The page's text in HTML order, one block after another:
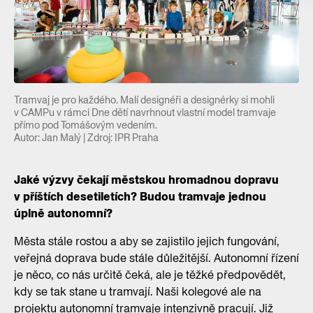
Tramvaj je pro každého. Malí designéři a designérky si mohli
v CAMPu v rámci Dne dětí navrhnout vlastní model tramvaje
přímo pod Tomášovým vedením.
Autor: Jan Malý | Zdroj: IPR Praha
Jaké výzvy čekají městskou hromadnou dopravu
v příštích desetiletích? Budou tramvaje jednou
úplně autonomní?
Města stále rostou a aby se zajistilo jejich fungování,
veřejná doprava bude stále důležitější. Autonomní řízení
je něco, co nás určitě čeká, ale je těžké předpovědět,
kdy se tak stane u tramvají. Naši kolegové ale na
projektu autonomní tramvaje intenzivně pracují. Již